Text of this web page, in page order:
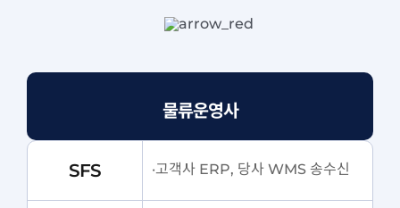
물류운영사
SFS ·고객사 ERP, 당사 WMS 송수신